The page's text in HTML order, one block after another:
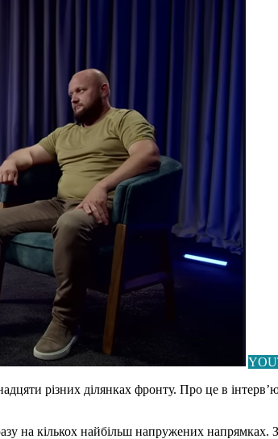
різних ділянках фронту. Про це в
на кількох найбільш напружених